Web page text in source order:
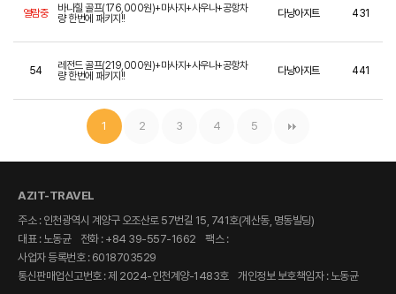
열람중
바나힐 골프(176,000원)+마사지+사우나+공항차
량 한번에 패키지!!
다낭아지트 431
54
레전드 골프(219,000원)+마사지+사우나+공항차
량 한번에 패키지!!
다낭아지트 441
1 2 3 4 5
AZIT-TRAVEL
주소 : 인천광역시 계양구 오조산로 57번길 15, 741호(계산동, 명동빌딩)
대표 : 노동균
전화 : +84 39-557-1662
팩스 :
사업자 등록번호 : 6018703529
통신판매업신고번호 : 제 2024-인천계양-1483호
개인정보 보호책임자 : 노동균